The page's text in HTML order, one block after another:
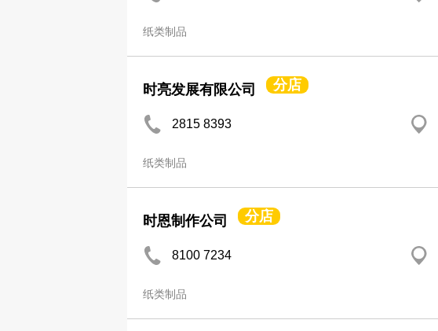
纸类制品
时亮发展有限公司 分店
2815 8393
纸类制品
时恩制作公司 分店
8100 7234
纸类制品